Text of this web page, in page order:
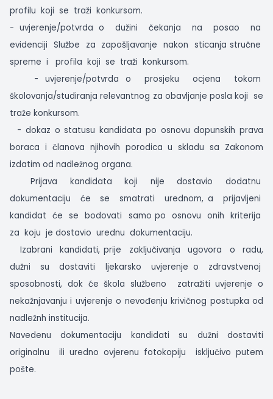
profilu koji se traži konkursom.
- uvjerenje/potvrda o
dužini čekanja na posao
na
evidenciji Službe za zapošljavanje nakon sticanja stručne
spreme i profila koji se traži konkursom.
- uvjerenje/potvrda o
prosjeku ocjena
tokom
školovanja/studiranja relevantnog za obavljanje posla koji se
traže konkursom.
- dokaz o statusu kandidata po osnovu dopunskih prava
boraca i članova njihovih porodica u skladu sa Zakonom
izdatim od nadležnog organa.
Prijava
kandidata koji nije dostavio
dodatnu
dokumentaciju
će se smatrati urednom, a
prijavljeni
kandidat će se bodovati samo po osnovu onih kriterija
za koju je dostavio urednu dokumentaciju.
Izabrani
kandidati, prije zaključivanja ugovora o
radu,
dužni
su dostaviti ljekarsko uvjerenje o
zdravstvenoj
sposobnosti, dok će škola službeno
zatražiti uvjerenje o
nekažnjavanju i uvjerenje o nevođenju krivičnog postupka od
nadležnh institucija.
Navedenu
dokumentaciju kandidati su dužni
dostaviti
originalnu
ili uredno ovjerenu fotokopiju
isključivo putem
pošte.